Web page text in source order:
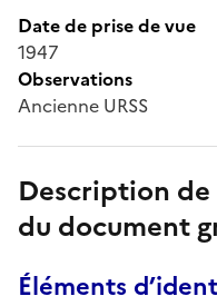
Date de prise de vue
1947
Observations
Ancienne URSS
Description
du document
Éléments